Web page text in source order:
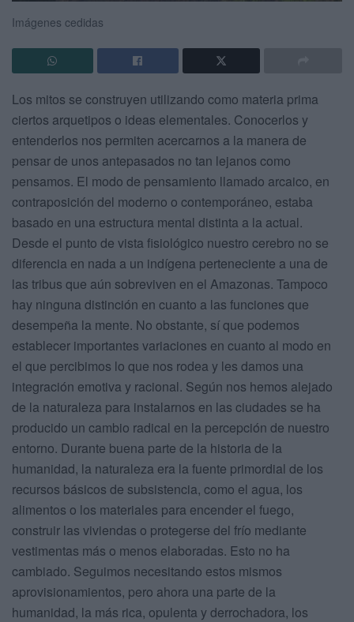
Imágenes cedidas
Los mitos se construyen utilizando como materia prima
ciertos arquetipos o ideas elementales. Conocerlos y
entenderlos nos permiten acercarnos a la manera de
pensar de unos antepasados no tan lejanos como
pensamos. El modo de pensamiento llamado arcaico, en
contraposición del moderno o contemporáneo, estaba
basado en una estructura mental distinta a la actual.
Desde el punto de vista fisiológico nuestro cerebro no se
diferencia en nada a un indígena perteneciente a una de
las tribus que aún sobreviven en el Amazonas. Tampoco
hay ninguna distinción en cuanto a las funciones que
desempeña la mente. No obstante, sí que podemos
establecer importantes variaciones en cuanto al modo en
el que percibimos lo que nos rodea y les damos una
integración emotiva y racional. Según nos hemos alejado
de la naturaleza para instalarnos en las ciudades se ha
producido un cambio radical en la percepción de nuestro
entorno. Durante buena parte de la historia de la
humanidad, la naturaleza era la fuente primordial de los
recursos básicos de subsistencia, como el agua, los
alimentos o los materiales para encender el fuego,
construir las viviendas o protegerse del frío mediante
vestimentas más o menos elaboradas. Esto no ha
cambiado. Seguimos necesitando estos mismos
aprovisionamientos, pero ahora una parte de la
humanidad, la más rica, opulenta y derrochadora, los